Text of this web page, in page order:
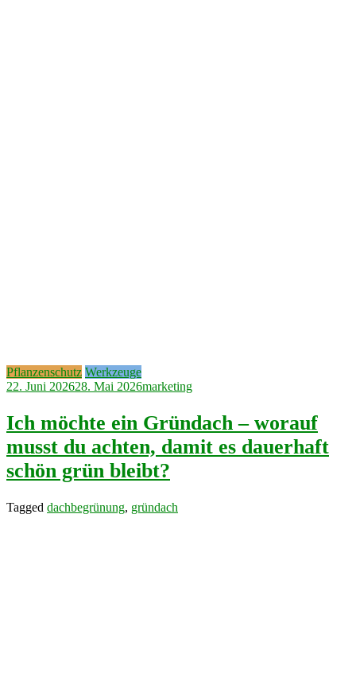
Pflanzenschutz Werkzeuge
22. Juni 202628. Mai 2026marketing
Ich möchte ein Gründach – worauf
musst du achten, damit es dauerhaft
schön grün bleibt?
Tagged dachbegrünung, gründach